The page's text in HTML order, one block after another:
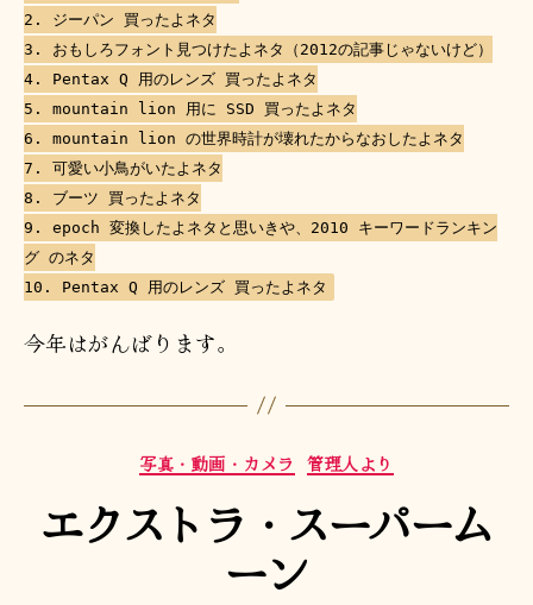
2. ジーパン 買ったよネタ
3. おもしろフォント見つけたよネタ（2012の記事じゃないけど）
4. Pentax Q 用のレンズ 買ったよネタ
5. mountain lion 用に SSD 買ったよネタ
6. mountain lion の世界時計が壊れたからなおしたよネタ
7. 可愛い小鳥がいたよネタ
8. ブーツ 買ったよネタ
9. epoch 変換したよネタと思いきや、2010 キーワードランキン
グ のネタ
10. Pentax Q 用のレンズ 買ったよネタ
今年はがんばります。
カ
テ
リ
ー
写真・動画・カメラ 管理人より
エクストラ・スーパーム
ーン